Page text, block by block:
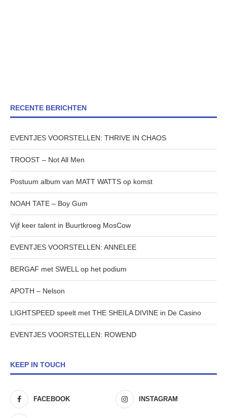
RECENTE BERICHTEN
EVENTJES VOORSTELLEN: THRIVE IN CHAOS
TROOST – Not All Men
Postuum album van MATT WATTS op komst
NOAH TATE – Boy Gum
Vijf keer talent in Buurtkroeg MosCow
EVENTJES VOORSTELLEN: ANNELEE
BERGAF met SWELL op het podium
APOTH – Nelson
LIGHTSPEED speelt met THE SHEILA DIVINE in De Casino
EVENTJES VOORSTELLEN: ROWEND
KEEP IN TOUCH
FACEBOOK INSTAGRAM